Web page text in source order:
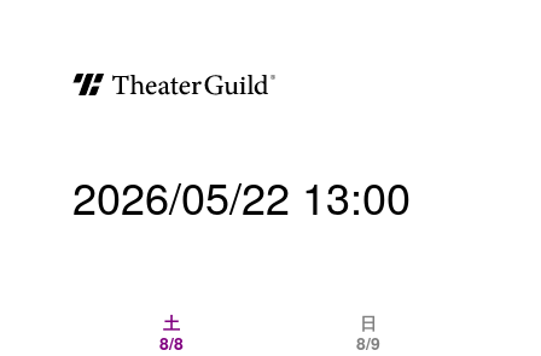
2026/05/22 13:00
土
8/8
日
8/9